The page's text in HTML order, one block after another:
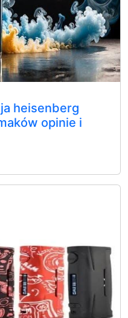
heisenberg
opinie i